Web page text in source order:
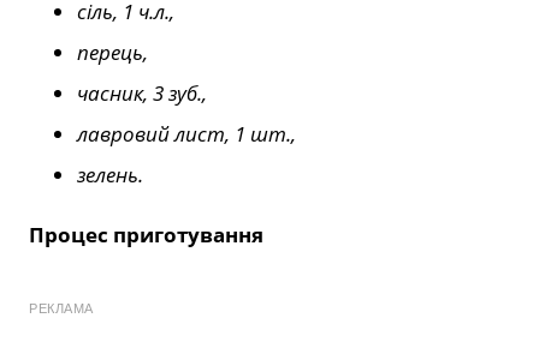
сіль, 1 ч.л.,
перець,
часник, 3 зуб.,
лавровий лист, 1 шт.,
зелень.
Процес приготування
РЕКЛАМА